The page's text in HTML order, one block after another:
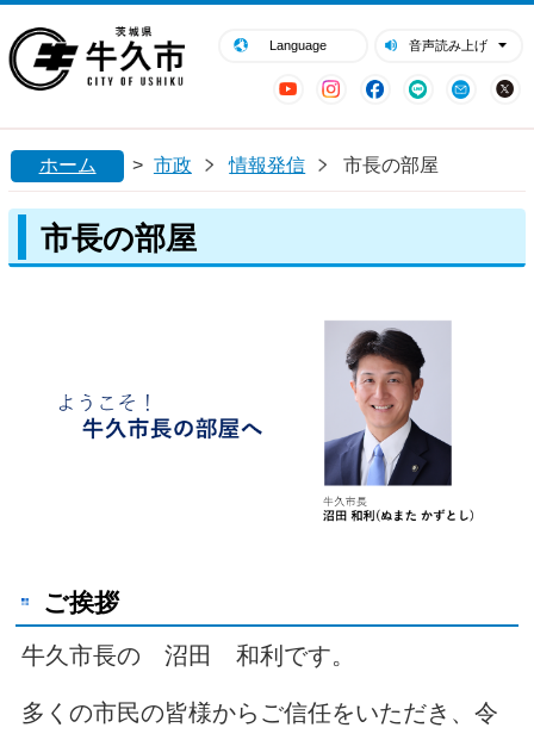
Language 音声読み上げ
YouTubeInstagram
Facebook
LINE Mail
閉じる
ホーム > 市政 情報発信 市長の部屋
市長の部屋
ご挨拶
牛久市長の 沼田 和利です。
多くの市民の皆様からご信任をいただき、令